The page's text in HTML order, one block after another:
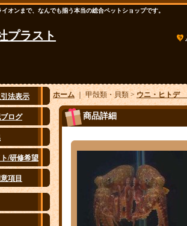
イオンまで、なんでも揃う本当の総合ペットショップです。
プラスト
法表示
ログ
/研修希望
項目
ホーム｜ 甲殻類・貝類 >ウニ・ヒトデ
商品詳細